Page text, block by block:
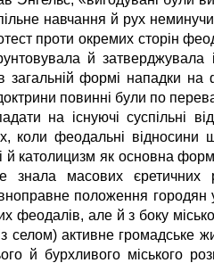
навчання й рух
проти окремих сторін
й затверджувала
в загальній формі нападки
повинні були по
на існуючі суспільні
коли феодальні
й католицизм як основна
масових єретичних
положення городян у
феодалів, але й з боку
селом) активне
й бурхливого міського